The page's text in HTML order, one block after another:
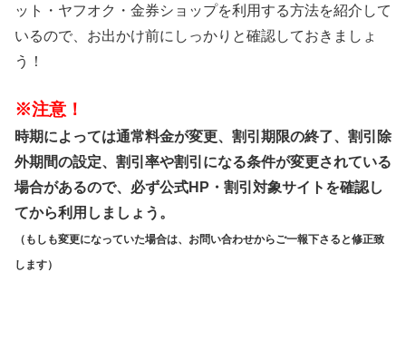
ット・ヤフオク・金券ショップを利用する方法を紹介して
いるので、お出かけ前にしっかりと確認しておきましょ
う！
※注意！
時期によっては通常料金が変更、割引期限の終了、割引除
外期間の設定、割引率や割引になる条件が変更されている
場合があるので、必ず公式HP・割引対象サイトを確認し
てから利用しましょう。
（もしも変更になっていた場合は、お問い合わせからご一報下さると修正致
します）